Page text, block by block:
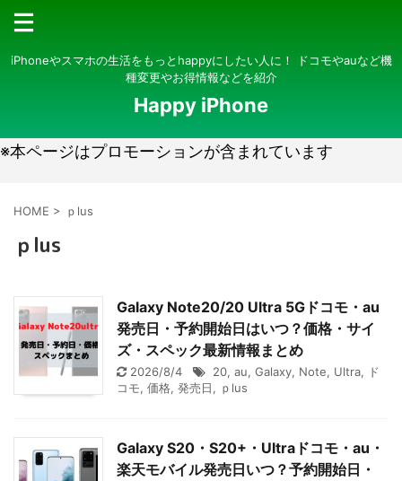
iPhoneやスマホの生活をもっとhappyにしたい人に！ ドコモやauなど機
種変更やお得情報などを紹介
Happy iPhone
※本ページはプロモーションが含まれています
HOME > ｐlus
ｐlus
Galaxy Note20/20 Ultra 5Gドコモ・au
発売日・予約開始日はいつ？価格・サイ
ズ・スペック最新情報まとめ
2026/8/4 20, au, Galaxy, Note, Ultra, ド
コモ, 価格, 発売日, ｐlus
Galaxy S20・S20+・Ultraドコモ・au・
楽天モバイル発売日いつ？予約開始日・